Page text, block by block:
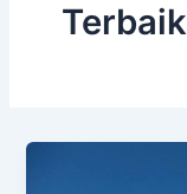
Terbaik